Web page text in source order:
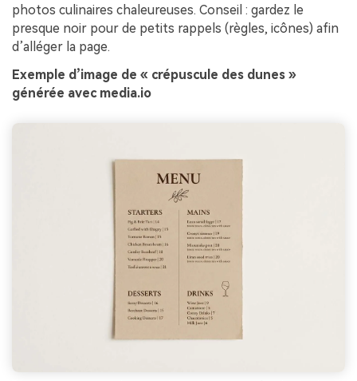
photos culinaires chaleureuses. Conseil : gardez le
presque noir pour de petits rappels (règles, icônes) afin
d’alléger la page.
Exemple d’image de « crépuscule des dunes »
générée avec media.io